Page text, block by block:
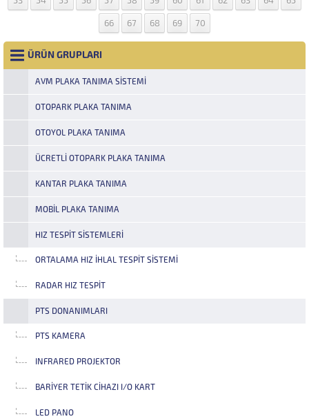
66 67 68 69 70
ÜRÜN GRUPLARI
AVM PLAKA TANIMA SISTEMI
OTOPARK PLAKA TANIMA
OTOYOL PLAKA TANIMA
ÜCRETLI OTOPARK PLAKA TANIMA
KANTAR PLAKA TANIMA
MOBIL PLAKA TANIMA
HIZ TESPIT SISTEMLERI
ORTALAMA HIZ İHLAL TESPIT SISTEMI
RADAR HIZ TESPIT
PTS DONANIMLARI
PTS KAMERA
INFRARED PROJEKTOR
BARIYER TETIK CIHAZI I/O KART
LED PANO